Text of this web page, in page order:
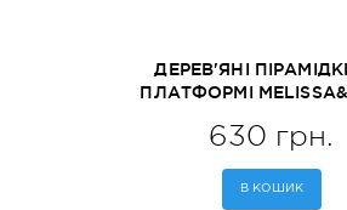
ДЕРЕВ'ЯНІ
ПЛАТФОРМІ
630 грн.
В КОШИК